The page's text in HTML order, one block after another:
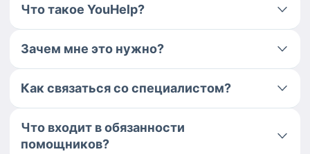
Что такое YouHelp?
Зачем мне это нужно?
Как связаться со специалистом?
Что входит в обязанности
помощников?